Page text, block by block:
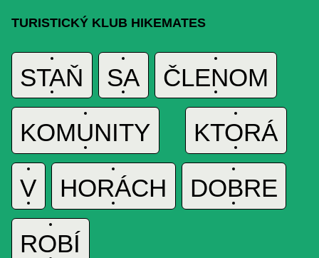
TURISTICKÝ KLUB HIKEMATES
STAŇ SA
ČLENOM
KOMUNITY
KTORÁ
V
HORÁCH
DOBRE
ROBÍ